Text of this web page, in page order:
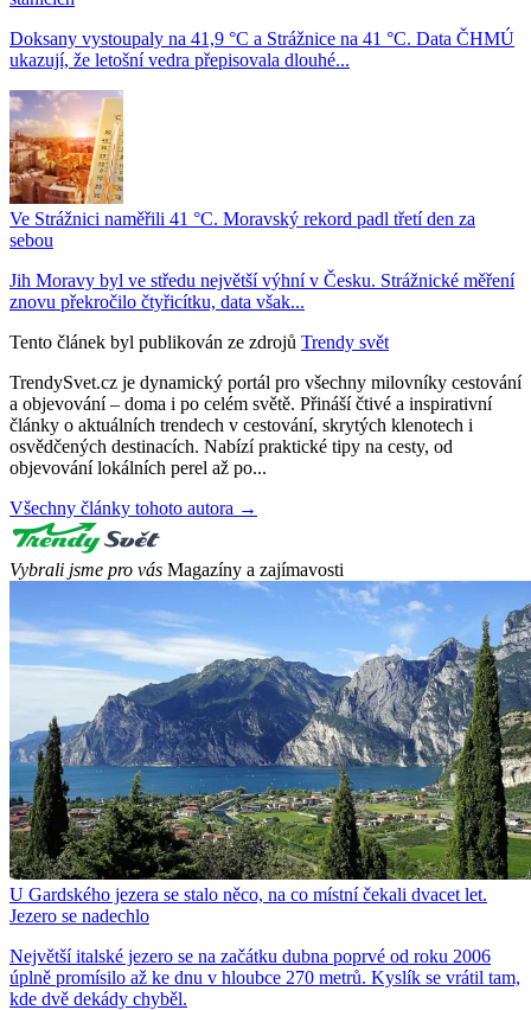
Doksany vystoupaly na 41,9 °C a Strážnice na 41 °C. Data ČHMÚ
ukazují, že letošní vedra přepisovala dlouhé...
Ve Strážnici naměřili 41 °C. Moravský rekord padl třetí den za
sebou
Jih Moravy byl ve středu největší výhní v Česku. Strážnické měření
znovu překročilo čtyřicítku, data však...
Tento článek byl publikován ze zdrojů Trendy svět
TrendySvet.cz je dynamický portál pro všechny milovníky cestování
a objevování – doma i po celém světě. Přináší čtivé a inspirativní
články o aktuálních trendech v cestování, skrytých klenotech i
osvědčených destinacích. Nabízí praktické tipy na cesty, od
objevování lokálních perel až po...
Všechny články tohoto autora →
Vybrali jsme pro vás Magazíny a zajímavosti
U Gardského jezera se stalo něco, na co místní čekali dvacet let.
Jezero se nadechlo
Největší italské jezero se na začátku dubna poprvé od roku 2006
úplně promísilo až ke dnu v hloubce 270 metrů. Kyslík se vrátil tam,
kde dvě dekády chyběl.